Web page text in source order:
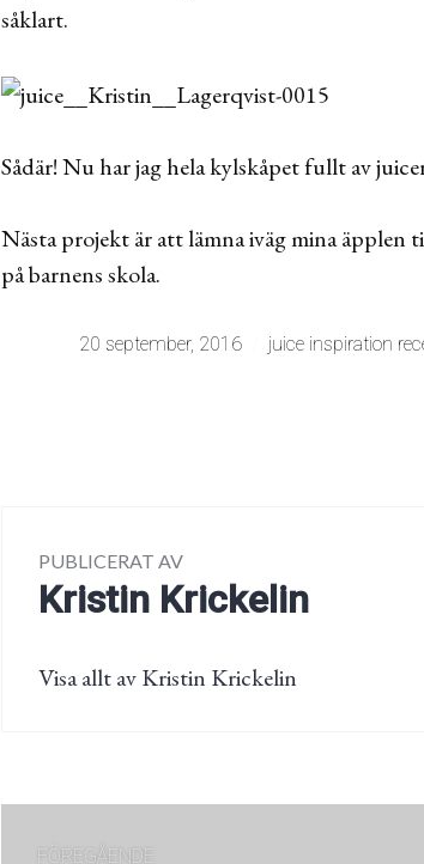
såklart.
Sådär! Nu har jag hela kylskåpet fullt av
Nästa projekt är att lämna iväg mina äpplen
på barnens skola.
20 september, 2016 juice inspiration
PUBLICERAT AV
Kristin Krickelin
Visa allt av Kristin Krickelin
Inläggsnavigering
FÖREGÅENDE